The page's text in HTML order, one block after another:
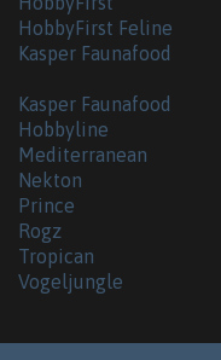
HobbyFirst Feline
Kasper Faunafood
Kasper Faunafood
Hobbyline
Mediterranean
Nekton
Prince
Rogz
Tropican
Vogeljungle